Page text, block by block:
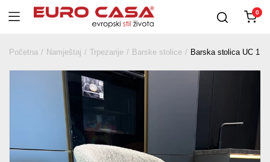
0
Početna Namještaj Trpezarije Barske stolice Barska stolica UC 1